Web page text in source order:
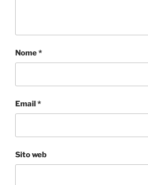
Nome*
Email*
Sito web